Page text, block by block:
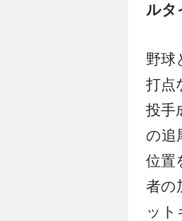
ルタ
野球
打点
投手
の追
位置
者の
ット